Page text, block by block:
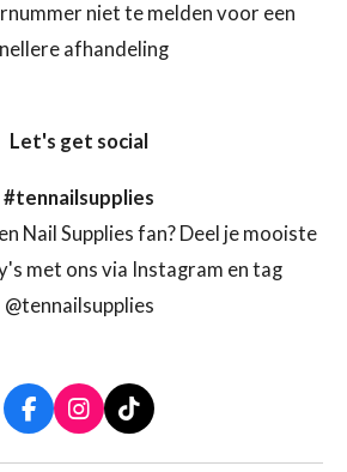
niet te melden voor een
afhandeling
Let's get social
#tennailsupplies
Nail Supplies fan? Deel je mooiste
met ons via Instagram en tag
@tennailsupplies
F
a
c
I
n
s
T
i
k